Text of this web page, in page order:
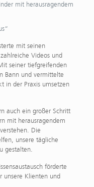
mit herausragendem
mit seinen
Videos und
seiner tiefgreifenden
Bann und vermittelte
in der Praxis umsetzen
auch ein großer Schritt
mit herausragendem
Die
unsere tägliche
gestalten.
förderte
unsere Klienten und